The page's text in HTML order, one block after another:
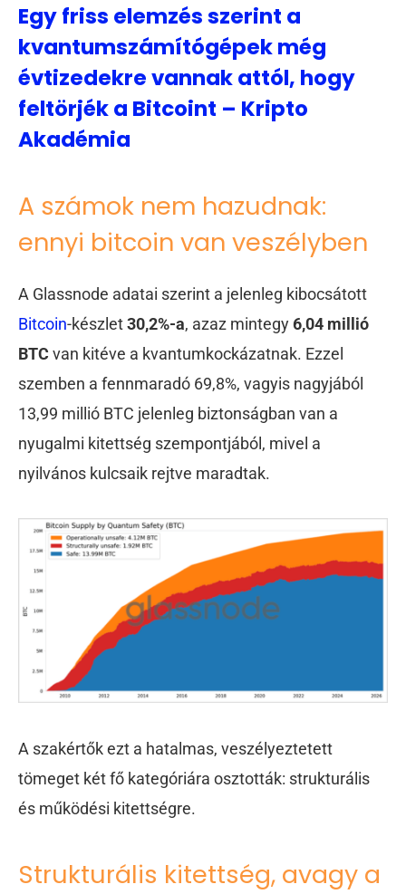
Egy friss elemzés szerint a
kvantumszámítógépek még
évtizedekre vannak attól, hogy
feltörjék a Bitcoint – Kripto
Akadémia
A számok nem hazudnak:
ennyi bitcoin van veszélyben
A Glassnode adatai szerint a jelenleg kibocsátott
Bitcoin-készlet30,2%-a, azaz mintegy6,04 millió
BTCvan kitéve a kvantumkockázatnak. Ezzel
szemben a fennmaradó 69,8%, vagyis nagyjából
13,99 millió BTC jelenleg biztonságban van a
nyugalmi kitettség szempontjából, mivel a
nyilvános kulcsaik rejtve maradtak.
A szakértők ezt a hatalmas, veszélyeztetett
tömeget két fő kategóriára osztották: strukturális
és működési kitettségre.
Strukturális kitettség, avagy a